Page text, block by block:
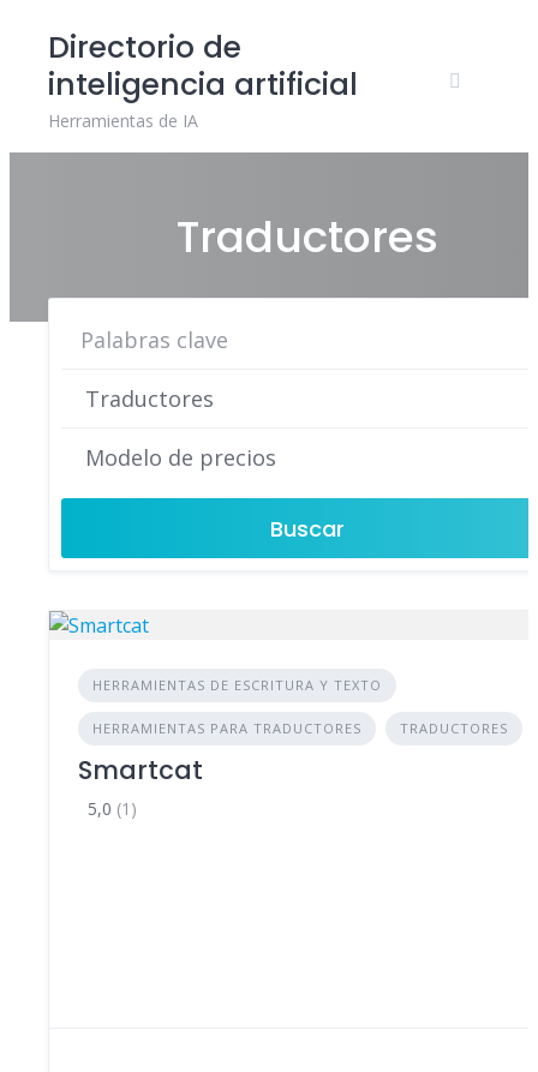
content
Directorio de
inteligencia artificial
Herramientas de IA
Traductores
Buscar
HERRAMIENTAS DE ESCRITURA Y TEXTO
HERRAMIENTAS PARA TRADUCTORES TRADUCTORES
Smartcat
5,0 (1)